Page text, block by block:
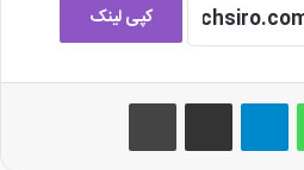
کپی لینک
واتس آپ تلگرام اشتراک گذاری از طریق ایمیل چاپ